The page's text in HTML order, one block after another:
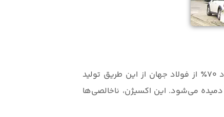
امروزه کوره اکسیژن قلیایی (Basic Oxygen Furnace – BOF) رایج‌ترین روش فولادسازی در جهان است و حدود ۷۰٪ از فولاد جهان از این طریق تولید
از بالا به آن دمیده می‌شود. این اکسیژن، ناخالصی‌ها